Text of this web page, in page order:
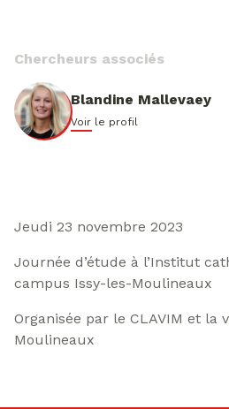
Chercheurs associés
Blandine Mallevaey
Voir le profil
Jeudi 23 novembre 2023
Journée d’étude à l’Institut
campus Issy-les-Moulineaux
Organisée par le CLAVIM et la
Moulineaux